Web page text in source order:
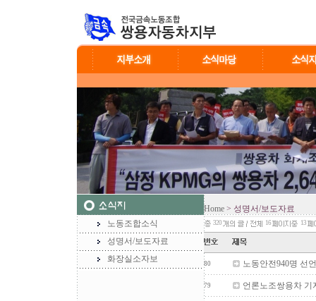
노동조합소식
성명서/보도자료
화장실소자보
Home > 성명서/보도자료
320 16 13
80 노동안전940명 선
79 언론노조쌍용차 기